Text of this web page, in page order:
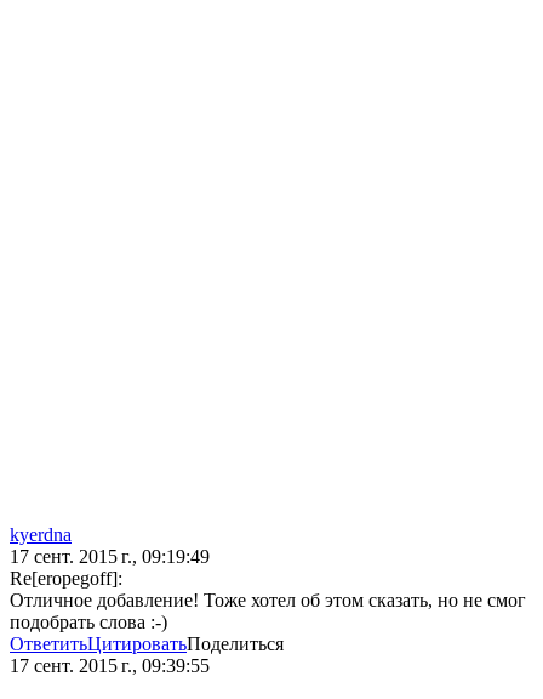
kyerdna
17 сент. 2015 г., 09:19:49
Re[eropegoff]:
Отличное добавление! Тоже хотел об этом сказать, но не смог
подобрать слова :-)
ОтветитьЦитироватьПоделиться
17 сент. 2015 г., 09:39:55